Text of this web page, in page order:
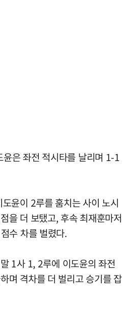
은 좌전 적시타를 날리며 1-1
윤이 2루를 훔치는 사이 노시
을 더 보탰고, 후속 최재훈마저
수 차를 벌렸다.
1사 1, 2루에 이도윤의 좌전
며 격차를 더 벌리고 승기를 잡